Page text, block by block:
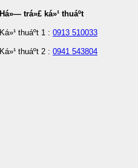
Há»— trá»£ ká»¹ thuáº­t
Ká»¹ thuáº­t 1 : 0913 510033
Ká»¹ thuáº­t 2 : 0941 543804